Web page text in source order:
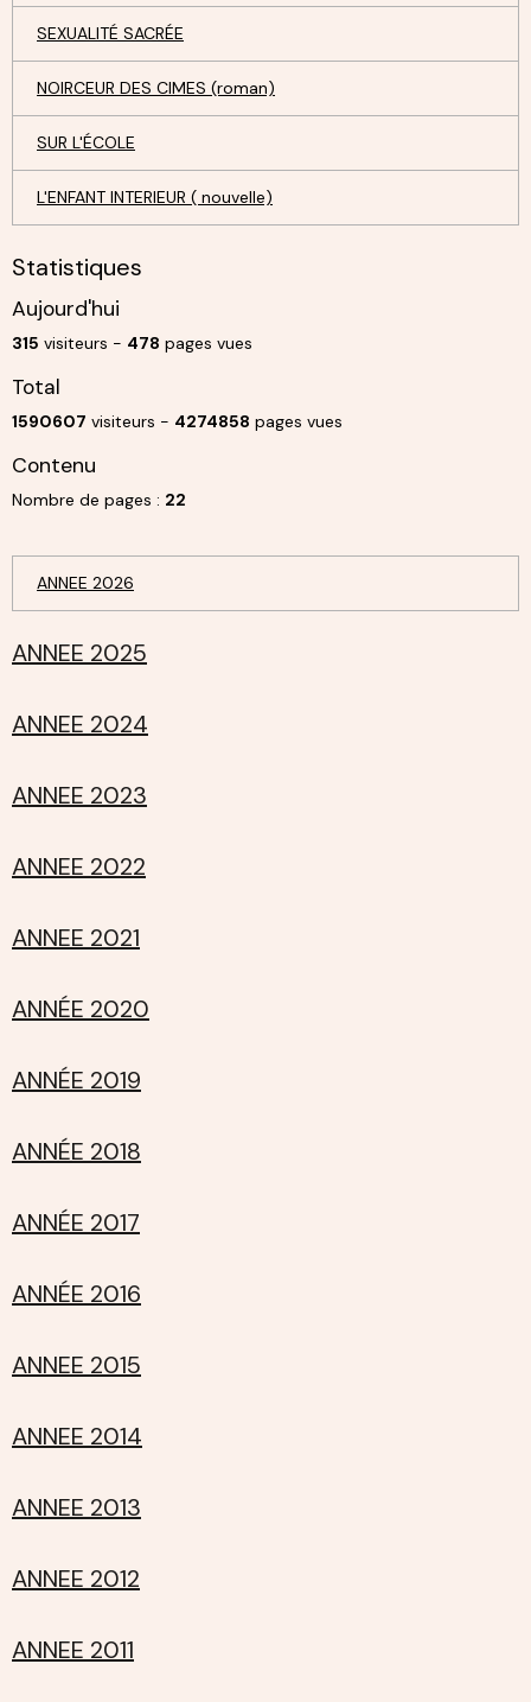
SEXUALITÉ SACRÉE
NOIRCEUR DES CIMES (roman)
SUR L'ÉCOLE
L'ENFANT INTERIEUR ( nouvelle)
Statistiques
Aujourd'hui
315 visiteurs - 478 pages vues
Total
1590607 visiteurs - 4274858 pages vues
Contenu
Nombre de pages : 22
ANNEE 2026
ANNEE 2025
ANNEE 2024
ANNEE 2023
ANNEE 2022
ANNEE 2021
ANNÉE 2020
ANNÉE 2019
ANNÉE 2018
ANNÉE 2017
ANNÉE 2016
ANNEE 2015
ANNEE 2014
ANNEE 2013
ANNEE 2012
ANNEE 2011